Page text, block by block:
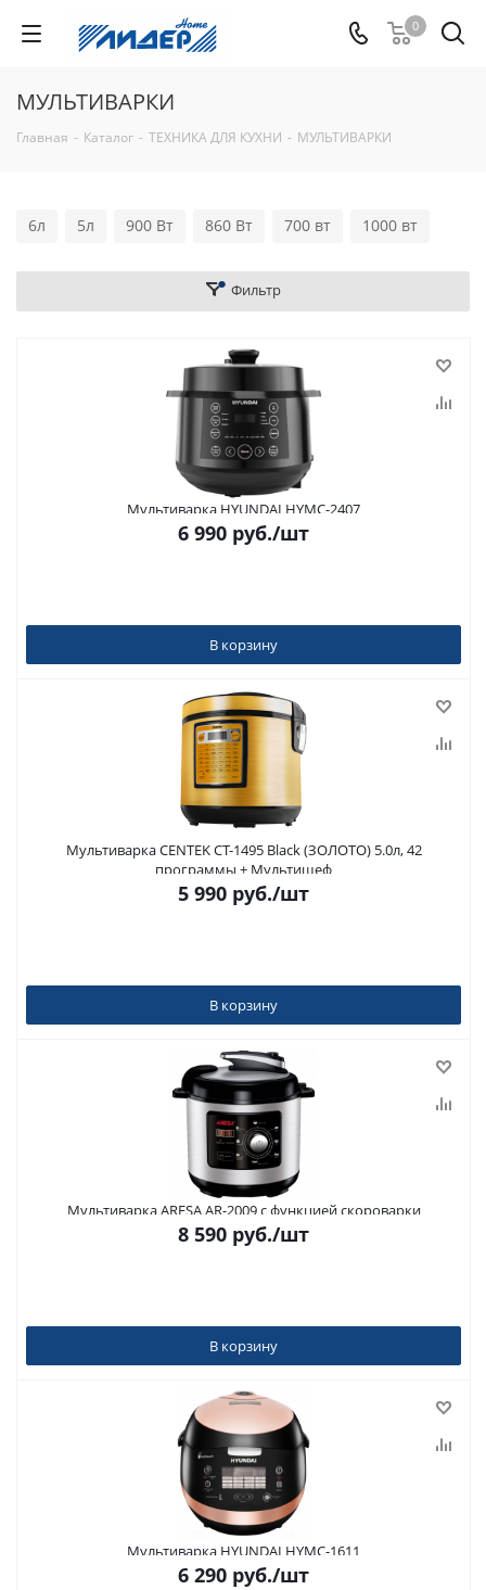
0
МУЛЬТИВАРКИ
Главная - Каталог - ТЕХНИКА ДЛЯ КУХНИ - МУЛЬТИВАРКИ
6л 5л 900 Вт 860 Вт 700 вт 1000 вт
Фильтр
Мультиварка HYUNDAI HYMC-2407
6 990 руб./шт
В корзину
Мультиварка CENTEK CT-1495 Black (ЗОЛОТО) 5.0л, 42
программы + Мультишеф
5 990 руб./шт
В корзину
Мультиварка ARESA AR-2009 с функцией скороварки
8 590 руб./шт
В корзину
Мультиварка HYUNDAI HYMC-1611
6 290 руб./шт